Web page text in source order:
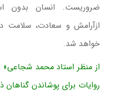
ضروریست. انسان بدون
ازآرامش و سعادت، سلامت
خواهد شد.
از منظر استاد محمد شجاعی«
روایات برای پوشاندن گناهان